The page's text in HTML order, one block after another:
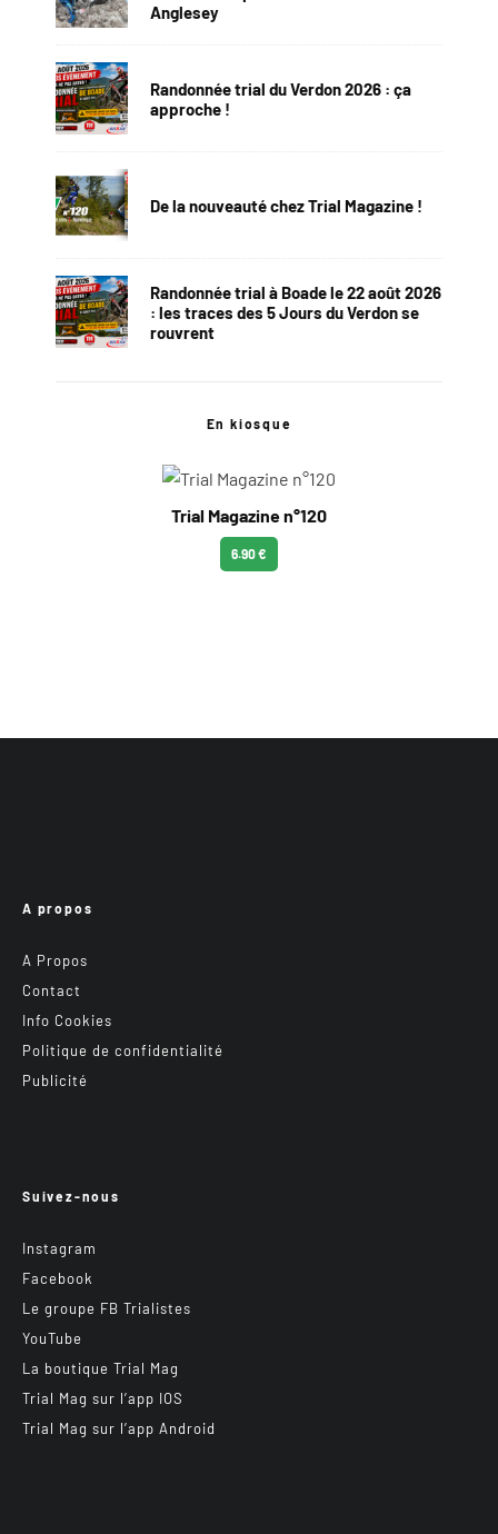
Anglesey
Randonnée trial du Verdon 2026 : ça
approche !
De la nouveauté chez Trial Magazine !
Randonnée trial à Boade le 22 août 2026
: les traces des 5 Jours du Verdon se
rouvrent
En kiosque
Trial Magazine n°120
6.90 €
A propos
A Propos
Contact
Info Cookies
Politique de confidentialité
Publicité
Suivez-nous
Instagram
Facebook
Le groupe FB Trialistes
YouTube
La boutique Trial Mag
Trial Mag sur l’app IOS
Trial Mag sur l’app Android